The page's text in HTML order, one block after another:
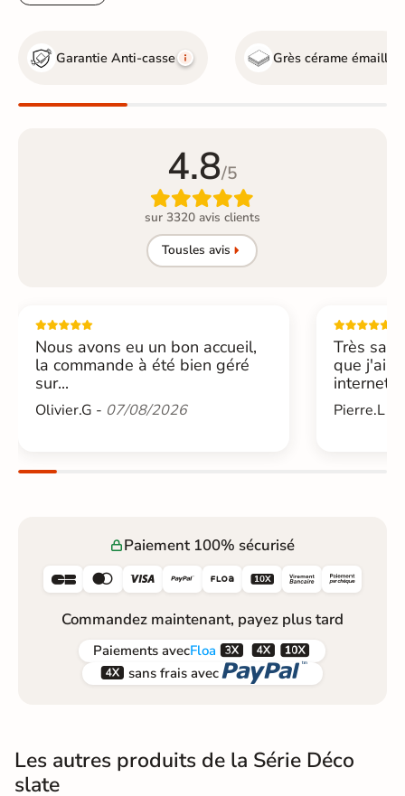
Garantie Anti-casse Grès cérame émaillé
4.8/5

sur 3320 avis clients
Tousles avis
Nous avons eu un bon accueil,
la commande à été bien géré
sur...
Olivier.G - 07/08/2026
Très
que j'ai
internet....
Pierre.L -
Paiement 100% sécurisé
     
Commandez maintenant, payez plus tard
Paiements avecFloa  
 sans frais avec 
Les autres produits de la Série Déco
slate